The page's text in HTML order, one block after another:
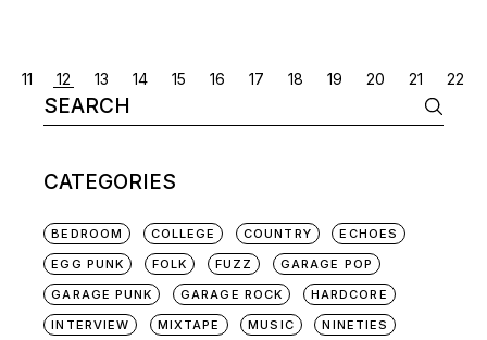
POSTS
NAVIGATION
11 12 13 14 15 16 17 18 19 20 21 22
Search
for:
CATEGORIES
BEDROOM COLLEGE COUNTRY
ECHOES
EGG PUNK
FOLK FUZZ
GARAGE POP
GARAGE PUNK
GARAGE ROCK
HARDCORE
INTERVIEW
MIXTAPE MUSIC
NINETIES